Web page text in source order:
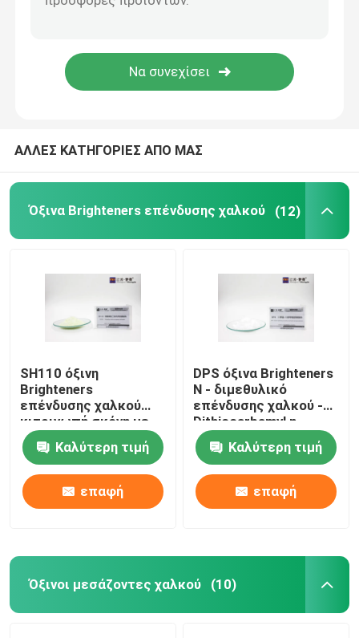
Επιμεταλλώνοντας με ηλεκτρόλυση χημικές ουσίες
ΑΛΛΕΣ ΚΑΤΗΓΟΡΙΕΣ ΑΠΟ ΜΑΣ
Όξινα Brighteners επένδυσης χαλκού (12)
SH110 όξινη
Brighteners
επένδυσης χαλκού
κιτρινωπή σκόνη με
την αδύνατη μυρωδιά
Καλύτερη τιμή
επαφή
DPS όξινα Brighteners
Ν - διμεθυλικό
επένδυσης χαλκού -
Dithiocarbamyl η
προπυλίου Sul
Καλύτερη τιμή
επαφή
Όξινοι μεσάζοντες χαλκού (10)